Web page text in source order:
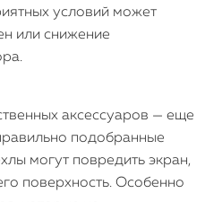
условий может
или снижение
аксессуаров — еще
подобранные
могут повредить экран,
поверхность. Особенно